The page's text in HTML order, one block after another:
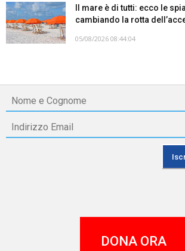
Il mare è di tutti: ecco le
cambiando la rotta
05/08/2026 08:44:04
DONA ORA